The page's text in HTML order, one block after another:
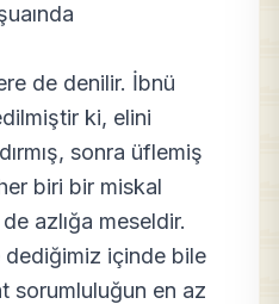
de denilir. İbnü
ki, elini
sonra üflemiş
biri bir miskal
azlığa meseldir.
içinde bile
sorumluluğun en az